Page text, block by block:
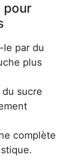
pour
le par du
plus
sucre
complète